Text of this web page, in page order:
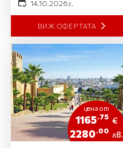
14.10.2026 г.
ВИЖ ОФЕРТАТА
цена от
1165.75 €
2280.00 лв.